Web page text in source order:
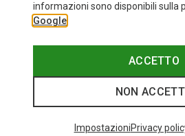
informazioni sono disponibili sulla
Google
ACCETTO
NON
ImpostazioniPrivacy